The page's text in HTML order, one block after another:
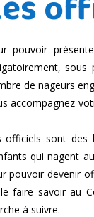
pouvoir
sous
de nageurs
accompagnez
officiels sont des
qui nagent
pouvoir devenir
faire savoir au
à suivre.